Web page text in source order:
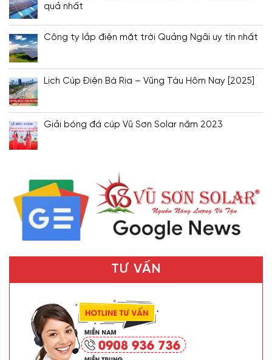
quả nhất
Công ty lắp điện mặt trời Quảng Ngãi uy tín nhất
Lịch Cúp Điện Bà Rịa – Vũng Tàu Hôm Nay [2025]
Giải bóng đá cúp Vũ Sơn Solar năm 2023
TƯ VẤN